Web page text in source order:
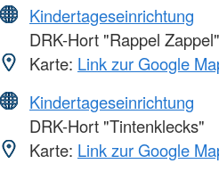
Kindertageseinrichtung
DRK-Hort "Rappel Zappel"
Karte: Link zur Google
Kindertageseinrichtung
DRK-Hort "Tintenklecks"
Karte: Link zur Google